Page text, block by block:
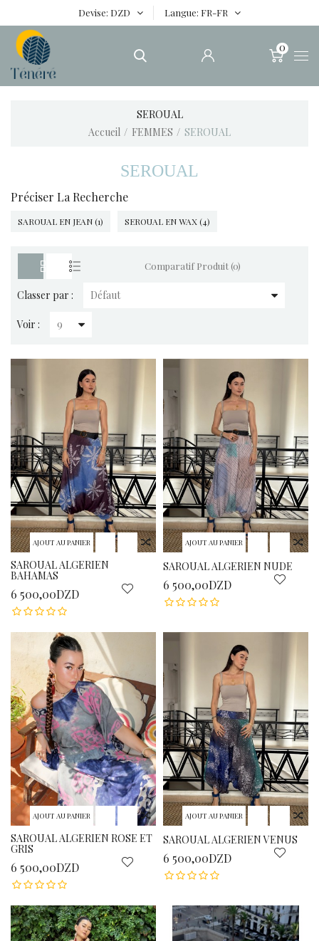
Devise DZD Langue FR-FR
0
SEROUAL
Accueil
FEMMES SEROUAL
SEROUAL
Préciser La Recherche
SAROUAL EN JEAN (1) SEROUAL EN WAX (4)
Comparatif Produit (0)
Classer par :
Voir :
AJOUT AU PANIER
SAROUAL ALGERIEN
BAHAMAS
6 500,00DZD
AJOUT AU PANIER
SAROUAL ALGERIEN NUDE
6 500,00DZD
AJOUT AU PANIER
SAROUAL ALGERIEN ROSE ET
GRIS
6 500,00DZD
AJOUT AU PANIER
SAROUAL ALGERIEN VENUS
6 500,00DZD